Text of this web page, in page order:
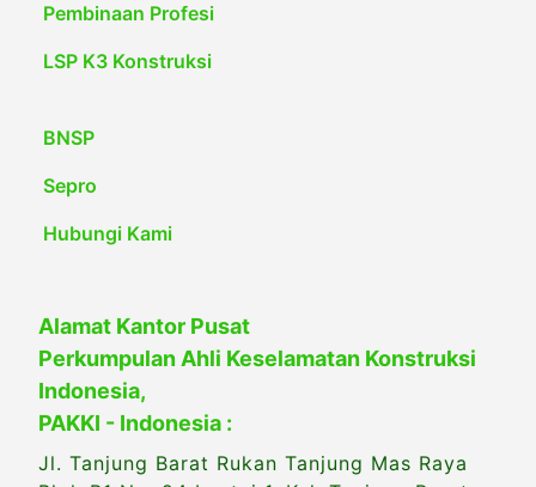
Pembinaan Profesi
LSP K3 Konstruksi
BNSP
Sepro
Hubungi Kami
Alamat Kantor Pusat
Perkumpulan Ahli Keselamatan Konstruksi
Indonesia,
PAKKI - Indonesia :
Jl. Tanjung Barat Rukan Tanjung Mas Raya